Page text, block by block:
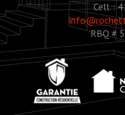
Cell. :
RBQ #